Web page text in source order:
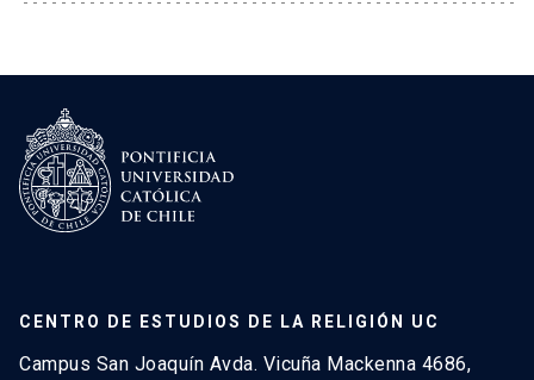
CENTRO DE ESTUDIOS DE LA RELIGIÓN UC
Campus San Joaquín Avda. Vicuña Mackenna 4686,